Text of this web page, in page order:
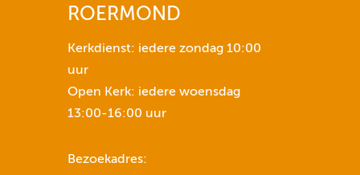
e
v
ROERMOND
Kerkdienst: iedere zondag 10:00
uur
Open Kerk: iedere woensdag
13:00-16:00 uur
Bezoekadres: